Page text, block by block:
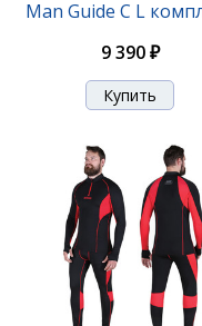
Mаn Guide С L
9 390 ₽